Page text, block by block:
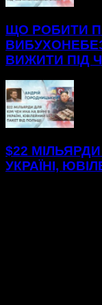
ЩО РОБИТИ
ВИЖИТИ ПІД
$22
УКРАЇНІ,